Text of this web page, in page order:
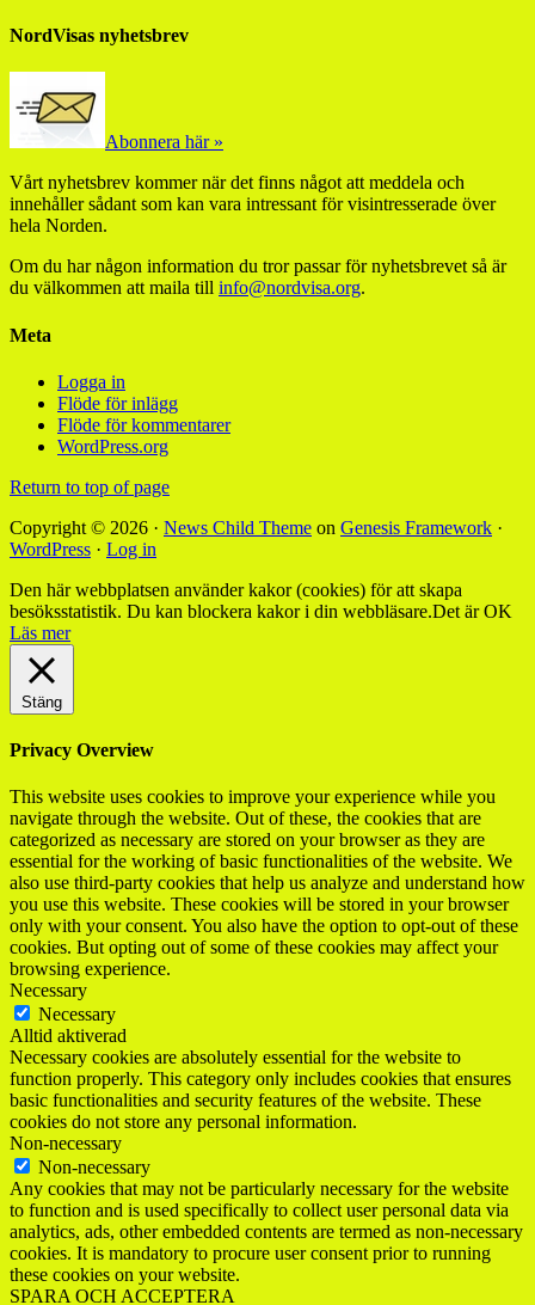
NordVisas nyhetsbrev
Abonnera här »
Vårt nyhetsbrev kommer när det finns något att meddela och
innehåller sådant som kan vara intressant för visintresserade över
hela Norden.
Om du har någon information du tror passar för nyhetsbrevet så är
du välkommen att maila till info@nordvisa.org.
Meta
Logga in
Flöde för inlägg
Flöde för kommentarer
WordPress.org
Return to top of page
Copyright © 2026 · News Child Theme on Genesis Framework ·
WordPress · Log in
Den här webbplatsen använder kakor (cookies) för att skapa
besöksstatistik. Du kan blockera kakor i din webbläsare.Det är OK
Läs mer
Stäng
Privacy Overview
This website uses cookies to improve your experience while you
navigate through the website. Out of these, the cookies that are
categorized as necessary are stored on your browser as they are
essential for the working of basic functionalities of the website. We
also use third-party cookies that help us analyze and understand how
you use this website. These cookies will be stored in your browser
only with your consent. You also have the option to opt-out of these
cookies. But opting out of some of these cookies may affect your
browsing experience.
Necessary
Necessary
Alltid aktiverad
Necessary cookies are absolutely essential for the website to
function properly. This category only includes cookies that ensures
basic functionalities and security features of the website. These
cookies do not store any personal information.
Non-necessary
Non-necessary
Any cookies that may not be particularly necessary for the website
to function and is used specifically to collect user personal data via
analytics, ads, other embedded contents are termed as non-necessary
cookies. It is mandatory to procure user consent prior to running
these cookies on your website.
SPARA OCH ACCEPTERA